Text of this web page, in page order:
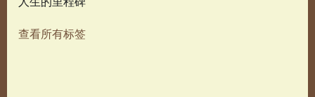
查看所有标签